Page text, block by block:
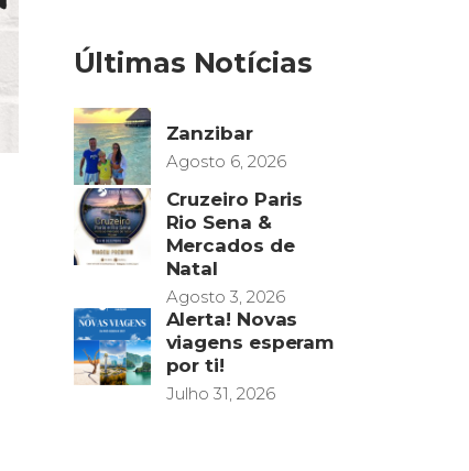
Últimas Notícias
Zanzibar
Agosto 6, 2026
Cruzeiro Paris
Rio Sena &
Mercados de
Natal
Agosto 3, 2026
Alerta! Novas
viagens esperam
por ti!
Julho 31, 2026